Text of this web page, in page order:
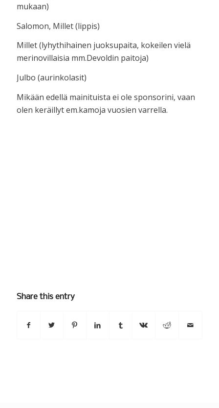
mukaan)
Salomon, Millet (lippis)
Millet (lyhythihainen juoksupaita, kokeilen vielä
merinovillaisia mm.Devoldin paitoja)
Julbo (aurinkolasit)
Mikään edellä mainituista ei ole sponsorini, vaan
olen keräillyt em.kamoja vuosien varrella.
Share this entry